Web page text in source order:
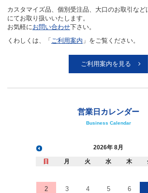
カスタマイズ品、個別受注品、大口のお取引な
にてお取り扱いいたします。
お気軽にお問い合わせ下さい。
くわしくは、「 ご利用案内 」をご覧ください。
ご利用案内を見る
営業日カレンダー
Business Calendar
2026 8月
日 月 火 水 木
2 3 4 5 6